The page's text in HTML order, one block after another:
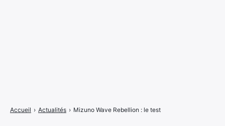
Accueil › Actualités › Mizuno Wave Rebellion : le test